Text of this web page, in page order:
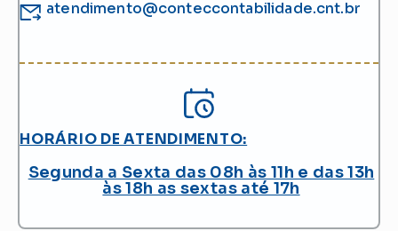
atendimento@conteccontabilidade.cnt.br
HORÁRIO DE ATENDIMENTO:
Segunda a Sexta das 08h às 11h e das 13h
às 18h as sextas até 17h